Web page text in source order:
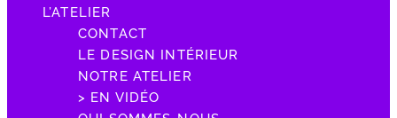
L’ATELIER
CONTACT
LE DESIGN INTÉRIEUR
NOTRE ATELIER
> EN VIDÉO